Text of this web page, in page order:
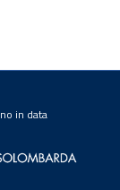
in data